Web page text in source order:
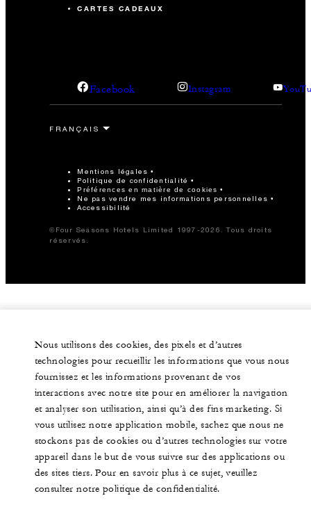
CARTES CADEAUX
Facebook Instagram
Mentions légales
Politique de confidentialité
Préférences en matière de cookies
Ne pas vendre mes informations personnelles
Accessibilité
©Four Seasons Hotels Limited 1997-2026. Tous droits
réservés.
Nous utilisons des cookies, des pixels et d’autres
technologies pour recueillir les informations que vous nous
fournissez et les informations provenant de vos
interactions avec notre site pour en améliorer la navigation
et analyser son utilisation, ainsi qu’à des fins marketing. Si
vous utilisez notre application mobile, sachez que nous ne
stockons pas de cookies ou d’autres technologies sur votre
appareil dans le but de vous suivre sur des applications ou
des sites tiers. Pour en savoir plus à ce sujet, veuillez
consulter notre politique de confidentialité.